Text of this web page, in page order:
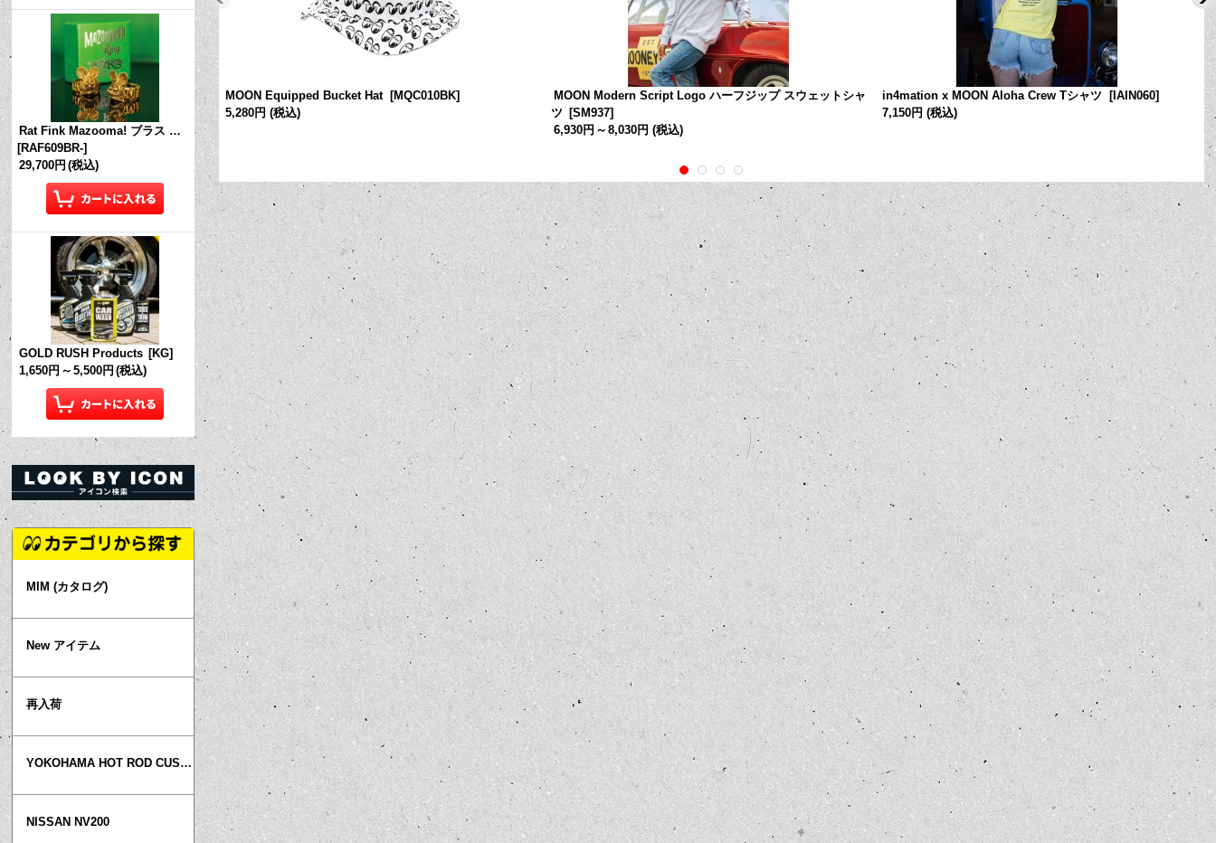
Rat Fink Mazooma! ブラス リング
[RAF609BR-]
29,700円 (税込)
GOLD RUSH Products [KG]
1,650円 ～ 5,500円 (税込)
MIM (カタログ)
New アイテム
再入荷
YOKOHAMA HOT ROD CUSTOM SHOW
NISSAN NV200
MOON Equipped Bucket Hat [MQC010BK]
5,280円 (税込)
MOON Modern Script Logo ハーフジップ スウェットシャ
ツ
[SM937]
6,930円 ～ 8,030円 (税込)
in4mation x MOON Aloha Crew Tシャツ [IAIN060]
7,150円 (税込)